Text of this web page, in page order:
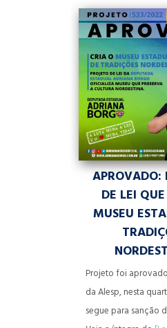
APROVADO:
DE LEI
MUSEU
Projeto foi
da Alesp, nesta
segue para sanção